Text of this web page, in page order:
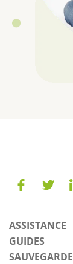
ASSISTANCE
GUIDES
SAUVEGARDE